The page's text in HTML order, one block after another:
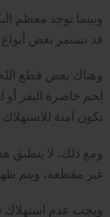
وبينما توجد معظم
قد تستمر بعض أنواع
وهناك بعض قطع
لحم خاصرة البقر أو
تكون آمنة
ومع ذلك، لا ينطبق
غير مقطعة، ويتم
ويجب عدم استهلاك